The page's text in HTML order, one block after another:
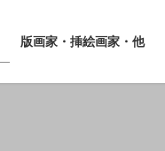
版画家・挿絵画家・他